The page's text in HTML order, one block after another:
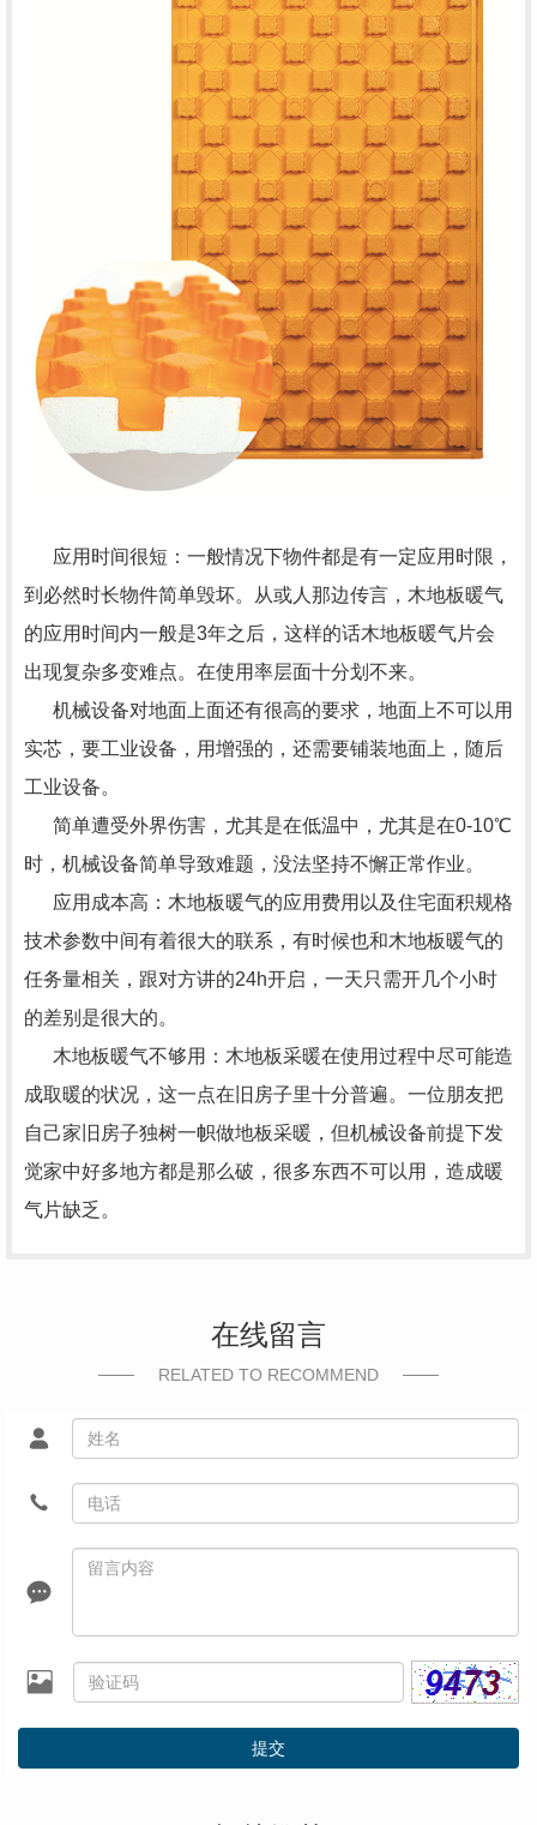
应用时间很短：一般情况下物件都是有一定应用时限，
到必然时长物件简单毁坏。从或人那边传言，木地板暖气
的应用时间内一般是3年之后，这样的话木地板暖气片会
出现复杂多变难点。在使用率层面十分划不来。
机械设备对地面上面还有很高的要求，地面上不可以用
实芯，要工业设备，用增强的，还需要铺装地面上，随后
工业设备。
简单遭受外界伤害，尤其是在低温中，尤其是在0-10℃
时，机械设备简单导致难题，没法坚持不懈正常作业。
应用成本高：木地板暖气的应用费用以及住宅面积规格
技术参数中间有着很大的联系，有时候也和木地板暖气的
任务量相关，跟对方讲的24h开启，一天只需开几个小时
的差别是很大的。
木地板暖气不够用：木地板采暖在使用过程中尽可能造
成取暖的状况，这一点在旧房子里十分普遍。一位朋友把
自己家旧房子独树一帜做地板采暖，但机械设备前提下发
觉家中好多地方都是那么破，很多东西不可以用，造成暖
气片缺乏。
在线留言
RELATED TO RECOMMEND
提交